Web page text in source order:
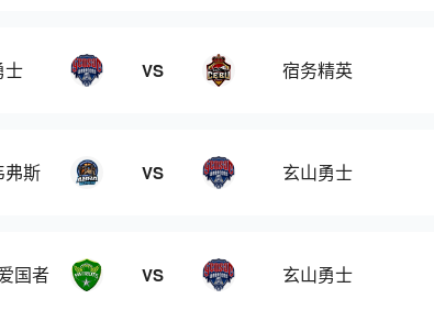
士 VS 宿务精英
弗斯 VS 玄山勇士
国者 VS 玄山勇士